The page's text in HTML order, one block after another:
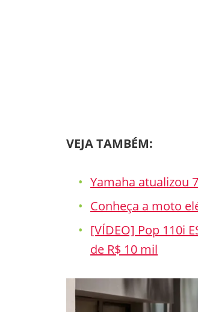
VEJA TAMBÉM:
Yamaha atualizou
Conheça a moto
[VÍDEO] Pop 110i
de R$ 10 mil